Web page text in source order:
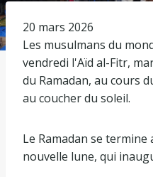
P
u
b
l
i
l
e
20 mars 2026
Les musulmans du
vendredi l'Aïd al-Fitr,
du Ramadan, au cours
au coucher du soleil.
Le Ramadan se
nouvelle lune, qui